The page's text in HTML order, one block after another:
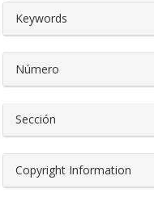
Keywords
Número
Sección
Copyright Information